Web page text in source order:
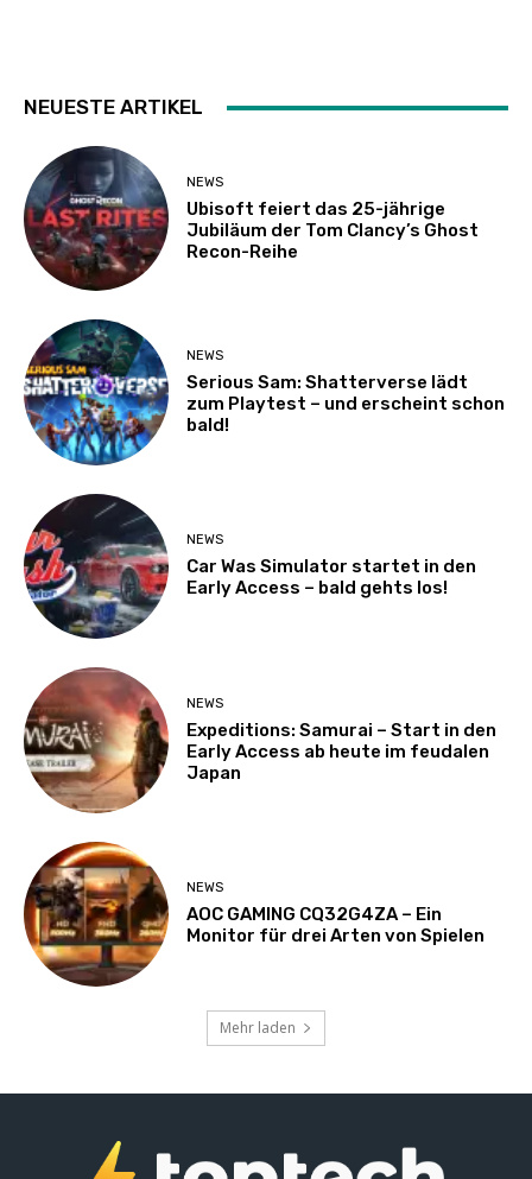
NEUESTE ARTIKEL
NEWS
Ubisoft feiert das 25-jährige
Jubiläum der Tom Clancy’s Ghost
Recon-Reihe
NEWS
Serious Sam: Shatterverse lädt
zum Playtest – und erscheint schon
bald!
NEWS
Car Was Simulator startet in den
Early Access – bald gehts los!
NEWS
Expeditions: Samurai – Start in den
Early Access ab heute im feudalen
Japan
NEWS
AOC GAMING CQ32G4ZA – Ein
Monitor für drei Arten von Spielen
Mehr laden